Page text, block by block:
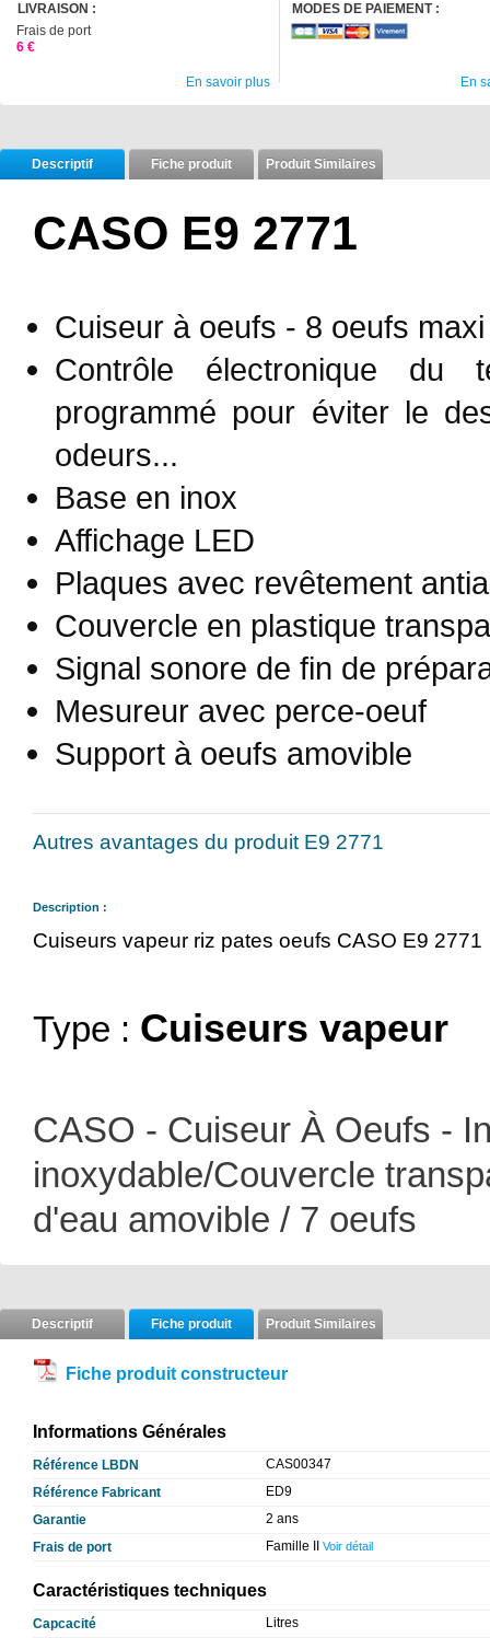
LIVRAISON :
Frais de port
6 €
En savoir plus
MODES DE PAIEMENT :
En
Descriptif Fiche produit Produit Similaires
CASO E9 2771
Cuiseur à oeufs - 8 oeufs maxi
Contrôle électronique
programmé pour éviter le
odeurs...
Base en inox
Affichage LED
Plaques avec revêtement
Couvercle en plastique
Signal sonore de fin de
Mesureur avec perce-oeuf
Support à oeufs amovible
Autres avantages du produit E9 2771
Description :
Cuiseurs vapeur riz pates oeufs CASO E9 2771
Type : Cuiseurs vapeur
CASO - Cuiseur À Oeufs -
inoxydable/Couvercle
d'eau amovible / 7 oeufs
Descriptif Fiche produit Produit Similaires
Fiche produit constructeur
Informations Générales
Référence LBDN
CAS00347
Référence Fabricant
ED9
Garantie
2 ans
Frais de port
Famille II Voir détail
Caractéristiques techniques
Capcacité Litres